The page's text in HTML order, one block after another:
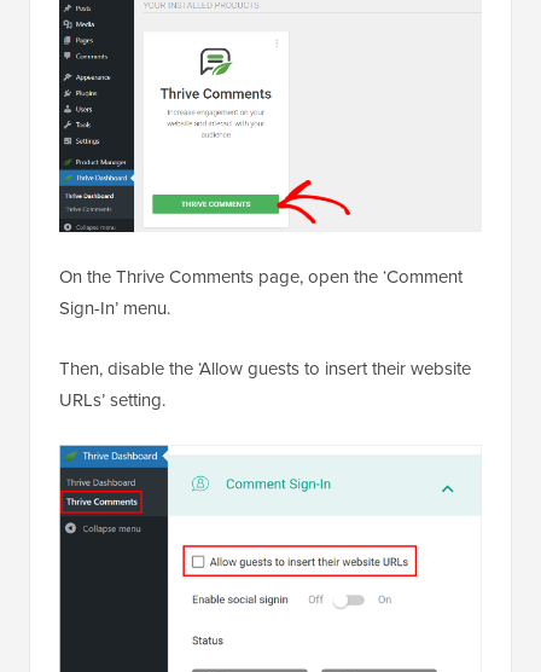
On the Thrive Comments page, open the ‘Comment
Sign-In’ menu.
Then, disable the ‘Allow guests to insert their website
URLs’ setting.